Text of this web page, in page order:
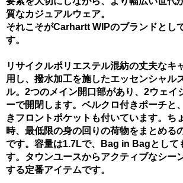
質なカジュアルウェア。
それこそがCarhartt WIPのブランドとし
す。
リサイクルポリエステル混紡の丈夫なキ
用し、撥水加工を施したエッセンシャル
ル。2つのメイン開口部があり、2ウェイ
ーで開閉します。ベルクロ付きポーチと
きフロントポケットも付いています。ち
時、最低限の身の回りの荷物をまとめる
です。容量は1.7Lで、Bag in Bagとして
す。タウンユースからアクティブなシー
する定番アイテムです。